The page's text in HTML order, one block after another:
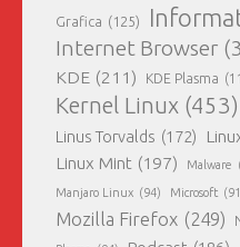
Grafica (125)
Internet Browser
KDE (211) KDE Plasma
Kernel Linux (453)
Linus Torvalds (172)
Linux Mint (197) Malware
Manjaro Linux (94) Microsoft
Mozilla Firefox (249)